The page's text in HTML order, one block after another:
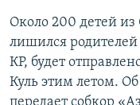
поискуЎЗБЕКЧА
ТОҶИКӢ
TÜRKMENÇE
Все сайты РСЕ/РС
Около 200 детей
лишился
КР, будет
Куль этим летом.